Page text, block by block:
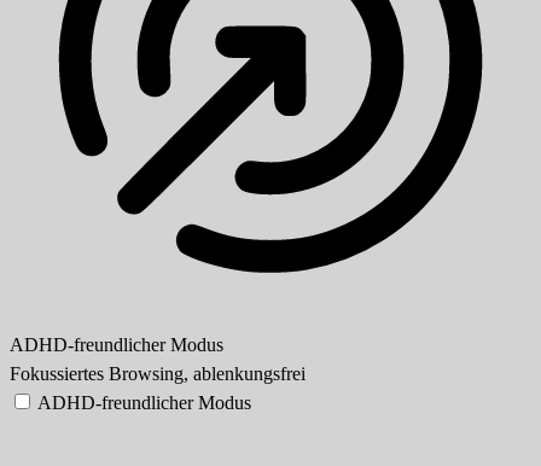
ADHD-freundlicher Modus
Fokussiertes Browsing, ablenkungsfrei
ADHD-freundlicher Modus